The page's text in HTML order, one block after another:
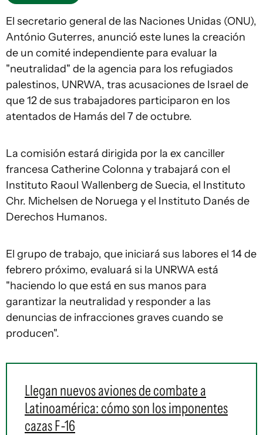
El secretario general de las Naciones Unidas (ONU),
António Guterres, anunció este lunes la creación
de un comité independiente para evaluar la
"neutralidad" de la agencia para los refugiados
palestinos, UNRWA, tras acusaciones de Israel de
que 12 de sus trabajadores participaron en los
atentados de Hamás del 7 de octubre.
La comisión estará dirigida por la ex canciller
francesa Catherine Colonna y trabajará con el
Instituto Raoul Wallenberg de Suecia, el Instituto
Chr. Michelsen de Noruega y el Instituto Danés de
Derechos Humanos.
El grupo de trabajo, que iniciará sus labores el 14 de
febrero próximo, evaluará si la UNRWA está
"haciendo lo que está en sus manos para
garantizar la neutralidad y responder a las
denuncias de infracciones graves cuando se
producen".
Llegan nuevos aviones de combate a
Latinoamérica: cómo son los imponentes
cazas F-16